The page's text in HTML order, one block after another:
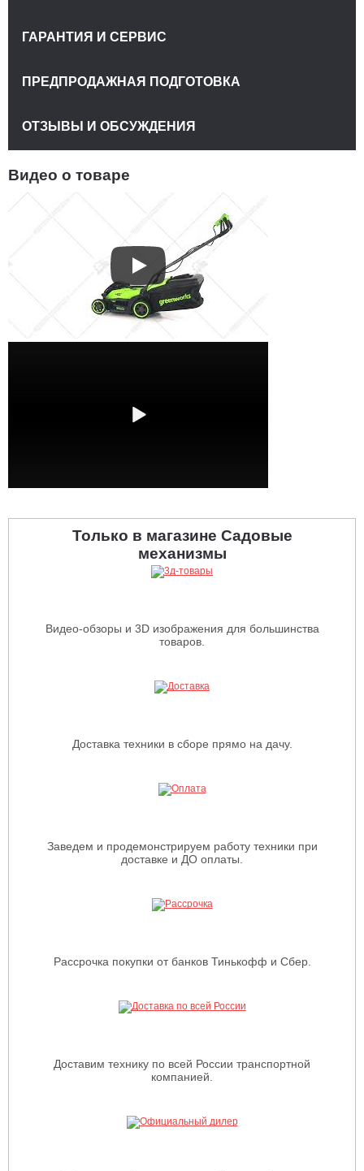
Видео о товаре
ГАРАНТИЯ И СЕРВИС
ПРЕДПРОДАЖНАЯ ПОДГОТОВКА
ОТЗЫВЫ И ОБСУЖДЕНИЯ
Только в магазине Садовые
механизмы
Видео-обзоры и 3D изображения для большинства
товаров.
Доставка техники в сборе прямо на дачу.
Заведем и продемонстрируем работу техники при
доставке и ДО оплаты.
Рассрочка покупки от банков Тинькофф и Сбер.
Доставим технику по всей России транспортной
компанией.